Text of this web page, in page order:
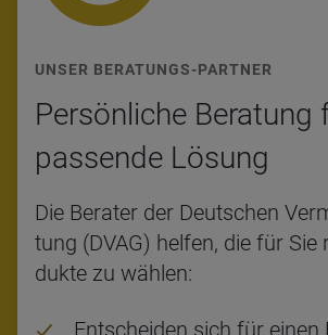
UNSER BERATUNGS-PARTNER
Per­sön­li­che Bera­tung
pas­sende Lösung
Die Be­ra­ter der Deut­schen
tung (DVAG) hel­fen, die für
duk­te zu wäh­len:
Ent­schei­den sich für einen